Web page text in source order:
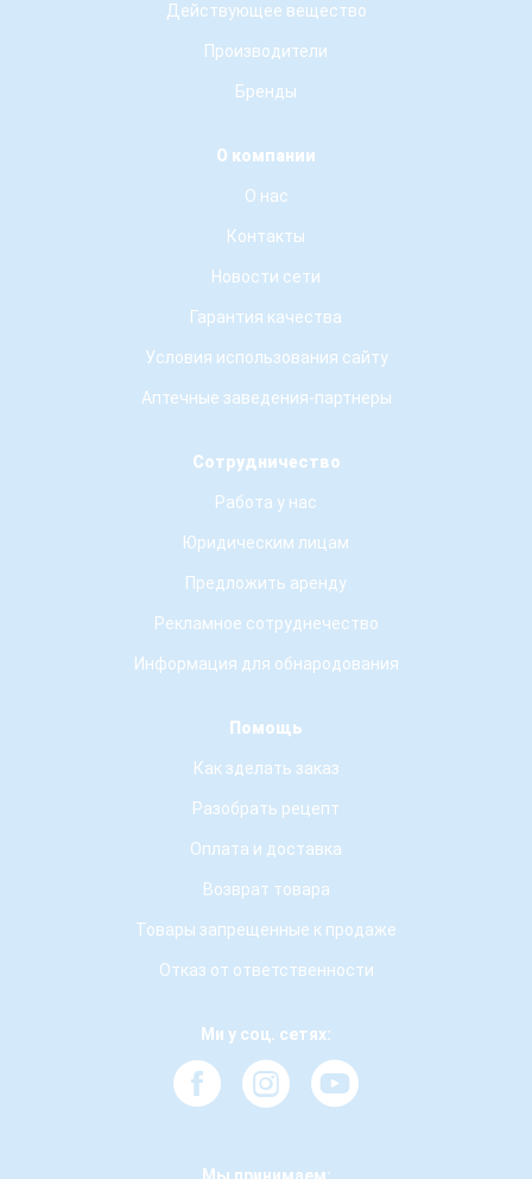
Действующее вещество
Производители
Бренды
О компании
О нас
Контакты
Новости сети
Гарантия качества
Условия использования сайту
Аптечные заведения-партнеры
Сотрудничество
Работа у нас
Юридическим лицам
Предложить аренду
Рекламное сотруднечество
Информация для обнародования
Помощь
Как зделать заказ
Разобрать рецепт
Оплата и доставка
Возврат товара
Товары запрещенные к продаже
Отказ от ответственности
Ми у соц. сетях: